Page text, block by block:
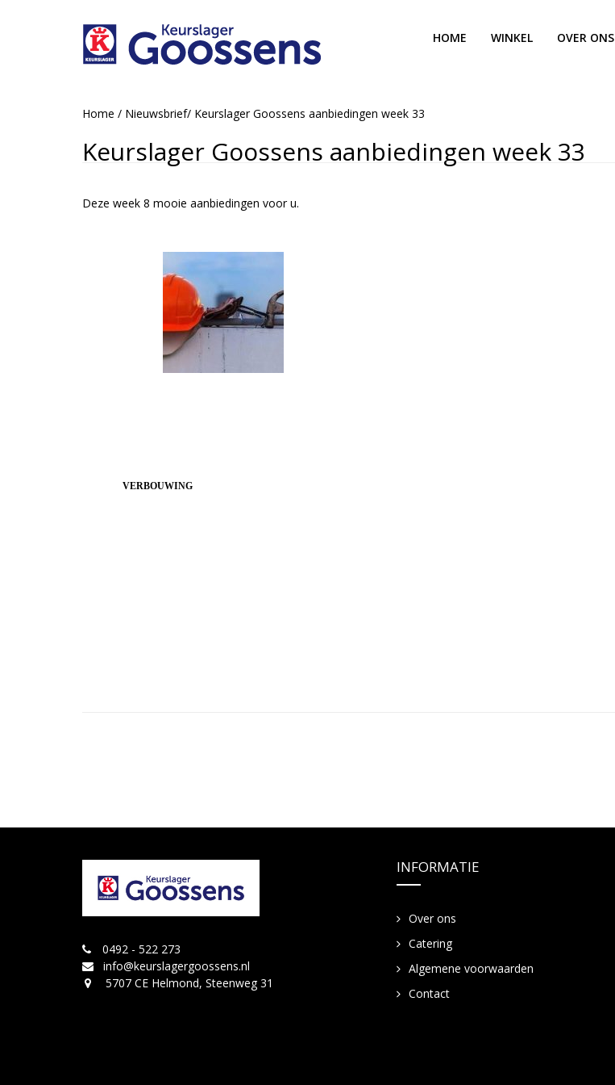
HOME WINKEL OVER ONS
Home / Nieuwsbrief/ Keurslager Goossens aanbiedingen week 33
Keurslager Goossens aanbiedingen week 33
Deze week 8 mooie aanbiedingen voor u.
VERBOUWING
0492 - 522 273
info@keurslagergoossens.nl
5707 CE Helmond, Steenweg 31
INFORMATIE
Over ons
Catering
Algemene voorwaarden
Contact